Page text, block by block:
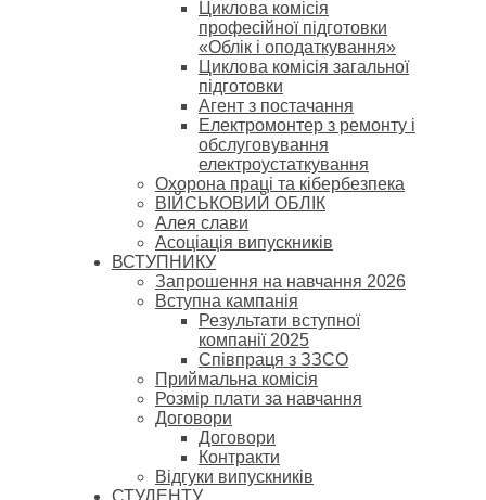
Циклова комісія
професійної підготовки
«Облік і оподаткування»
Циклова комісія загальної
підготовки
Агент з постачання
Електромонтер з ремонту і
обслуговування
електроустаткування
Охорона праці та кібербезпека
ВІЙСЬКОВИЙ ОБЛІК
Алея слави
Асоціація випускників
ВСТУПНИКУ
Запрошення на навчання 2026
Вступна кампанія
Результати вступної
компанії 2025
Співпраця з ЗЗСО
Приймальна комісія
Розмір плати за навчання
Договори
Договори
Контракти
Відгуки випускників
СТУДЕНТУ